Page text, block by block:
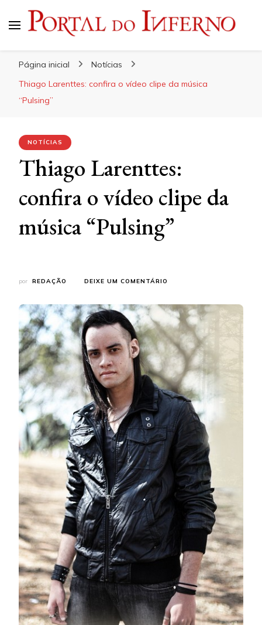
Página inicial
Notícias
Thiago Larenttes: confira o vídeo clipe da música
“Pulsing”
NOTÍCIAS
Thiago Larenttes:
confira o vídeo clipe da
música “Pulsing”
por REDAÇÃO DEIXE UM COMENTÁRIO
CONFIRA
O
VÍDEO
CLIPE
DA
MÚSICA
“PULSING”